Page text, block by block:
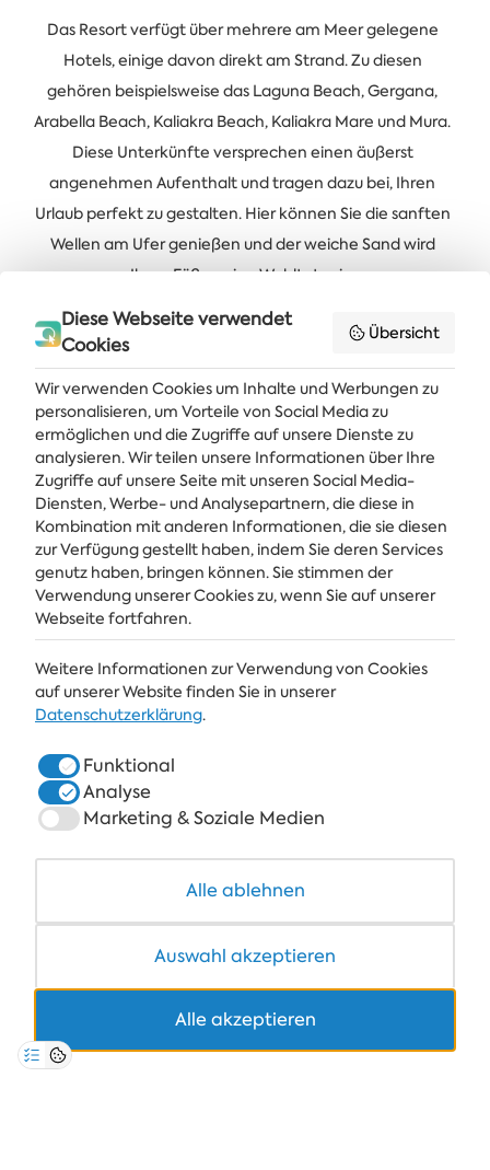
Das Resort verfügt über mehrere am Meer gelegene
Hotels, einige davon direkt am Strand. Zu diesen
gehören beispielsweise das Laguna Beach, Gergana,
Arabella Beach, Kaliakra Beach, Kaliakra Mare und Mura.
Diese Unterkünfte versprechen einen äußerst
angenehmen Aufenthalt und tragen dazu bei, Ihren
Urlaub perfekt zu gestalten. Hier können Sie die sanften
Wellen am Ufer genießen und der weiche Sand wird
Ihren Füßen eine Wohltat sein.
Die Grundlage für einen gelungenen Urlaub bilden
erstklassige Hotels am Meer. Lassen Sie sich von der
entspannten Atmosphäre eines der Hotels in Albena
verzaubern, und es ist gewiss, dass Sie sich nach dieser
Erfahrung sehnen werden!
Holen Sie sich die neuesten Nachrichten und Angebote direkt in Ihren
Posteingang
ABONNIEREN
ALBENA
SPA & GESUNDHEIT
RESTAURANTS & BARS
COWORKING
+359 700 12 110
Diese Webseite verwendet
Cookies
Übersicht
Wir verwenden Cookies um Inhalte und Werbungen zu
personalisieren, um Vorteile von Social Media zu
ermöglichen und die Zugriffe auf unsere Dienste zu
analysieren. Wir teilen unsere Informationen über Ihre
Zugriffe auf unsere Seite mit unseren Social Media-
Diensten, Werbe- und Analysepartnern, die diese in
Kombination mit anderen Informationen, die sie diesen
zur Verfügung gestellt haben, indem Sie deren Services
genutz haben, bringen können. Sie stimmen der
Verwendung unserer Cookies zu, wenn Sie auf unserer
Webseite fortfahren.
Weitere Informationen zur Verwendung von Cookies
auf unserer Website finden Sie in unserer
Datenschutzerklärung.
Funktional
Analyse
Marketing & Soziale Medien
Alle ablehnen
Auswahl akzeptieren
Alle akzeptieren